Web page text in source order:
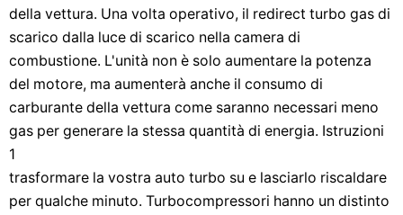
della vettura. Una volta operativo, il redirect turbo gas di
scarico dalla luce di scarico nella camera di
combustione. L'unità non è solo aumentare la potenza
del motore, ma aumenterà anche il consumo di
carburante della vettura come saranno necessari meno
gas per generare la stessa quantità di energia. Istruzioni
1
trasformare la vostra auto turbo su e lasciarlo riscaldare
per qualche minuto. Turbocompressori hanno un distinto